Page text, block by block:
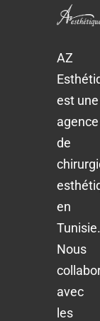
AZ
est une
agence
de
en
Tunisie.
Nous
avec
les